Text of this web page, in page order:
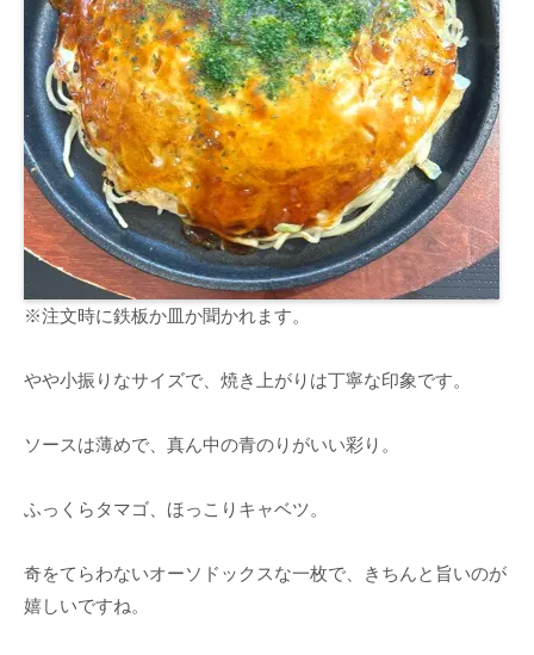
※注文時に鉄板か皿か聞かれます。
やや小振りなサイズで、焼き上がりは丁寧な印象です。
ソースは薄めで、真ん中の青のりがいい彩り。
ふっくらタマゴ、ほっこりキャベツ。
奇をてらわないオーソドックスな一枚で、きちんと旨いのが
嬉しいですね。